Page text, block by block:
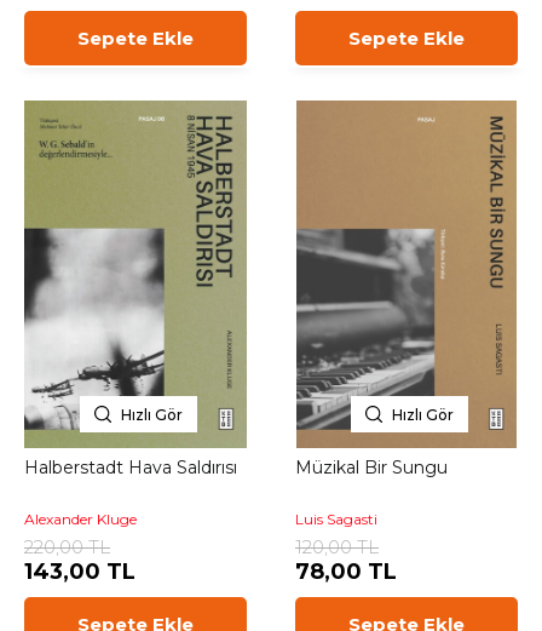
Sepete Ekle Sepete Ekle
Hızlı Gör
Halberstadt Hava Saldırısı
Alexander Kluge
220,00 TL
143,00 TL
Sepete Ekle
Hızlı Gör
Müzikal Bir Sungu
Luis Sagasti
120,00 TL
78,00 TL
Sepete Ekle